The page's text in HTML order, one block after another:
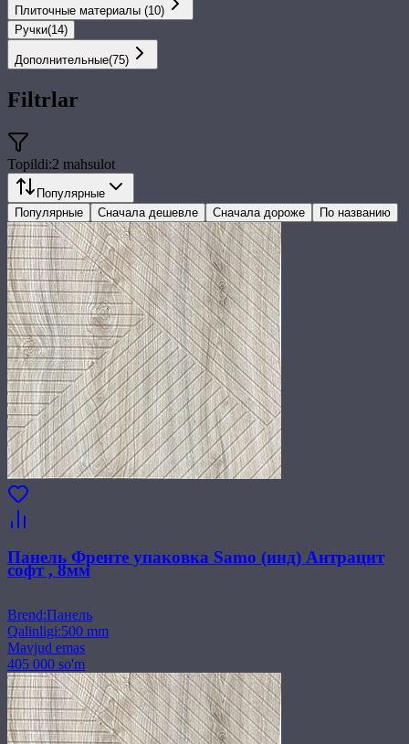
Плиточные материалы (10)
Ручки(14)
Дополнительные(75)
Filtrlar
Topildi:2 mahsulot
Популярные
Популярные
Сначала дешевле Сначала дороже По названию
Панель Френте упаковка Samo (инд) Антрацит
софт , 8мм
Brend:Панель
Qalinligi:500 mm
Mavjud emas
405 000 so'm